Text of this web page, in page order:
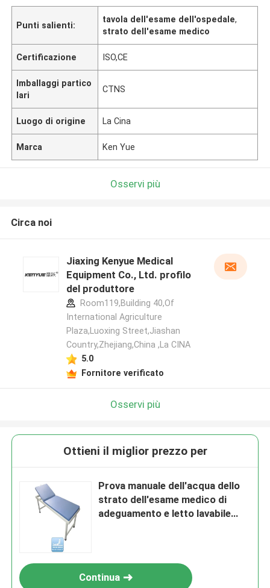
Punti salienti:
tavola dell'esame dell'ospedale,
strato dell'esame medico
Certificazione ISO,CE
Imballaggi partico
lari
CTNS
Luogo di origine La Cina
Marca Ken Yue
Osservi più
Circa noi
Jiaxing Kenyue Medical
Equipment Co., Ltd. profilo
del produttore
Room119,Building 40,Of
International Agriculture
Plaza,Luoxing Street,Jiashan
Country,Zhejiang,China ,La CINA
5.0
Fornitore verificato
Osservi più
Ottieni il miglior prezzo per
Prova manuale dell'acqua dello
strato dell'esame medico di
adeguamento e letto lavabile
Continua